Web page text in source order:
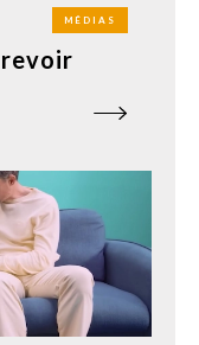
MÉDIAS